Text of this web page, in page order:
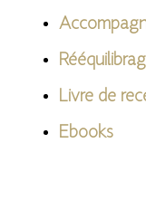
Livre de
Ebooks